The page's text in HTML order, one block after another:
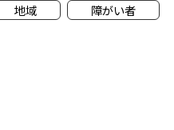
地域 障がい者